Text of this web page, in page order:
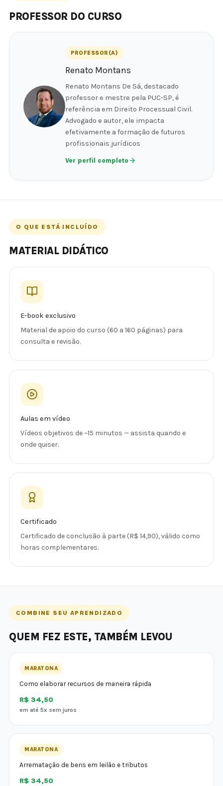
PROFESSOR DO CURSO
PROFESSOR(A)
Renato Montans
Renato Montans De Sá, destacado
professor e mestre pela PUC-SP, é
referência em Direito Processual Civil.
Advogado e autor, ele impacta
efetivamente a formação de futuros
profissionais jurídicos
Ver perfil completo
O QUE ESTÁ INCLUÍDO
MATERIAL DIDÁTICO
E-book exclusivo
Material de apoio do curso (60 a 160 páginas) para
consulta e revisão.
Aulas em vídeo
Vídeos objetivos de ~15 minutos — assista quando e
onde quiser.
Certificado
Certificado de conclusão à parte (R$ 14,90), válido como
horas complementares.
COMBINE SEU APRENDIZADO
QUEM FEZ ESTE, TAMBÉM LEVOU
MARATONA
Como elaborar recursos de maneira rápida
R$ 34,50
em até 5x sem juros
MARATONA
Arrematação de bens em leilão e tributos
R$ 34,50